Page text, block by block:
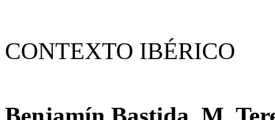
CONTEXTO IBÉRICO